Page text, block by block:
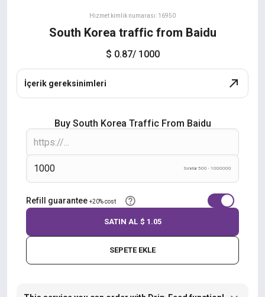
Hizmet kimlik numarası: 16950
South Korea traffic from Baidu
$ 0.87/ 1000
İçerik gereksinimleri
Buy South Korea Traffic From Baidu
Sınırlar 500 - 1000000
Refill guarantee +20% cost
SEPETE EKLE
SATIN AL $ 1.05